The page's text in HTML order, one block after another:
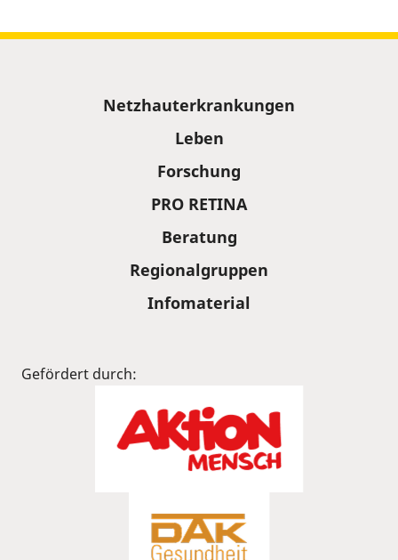
Netzhauterkrankungen
Leben
Forschung
PRO RETINA
Beratung
Regionalgruppen
Infomaterial
Gefördert durch: